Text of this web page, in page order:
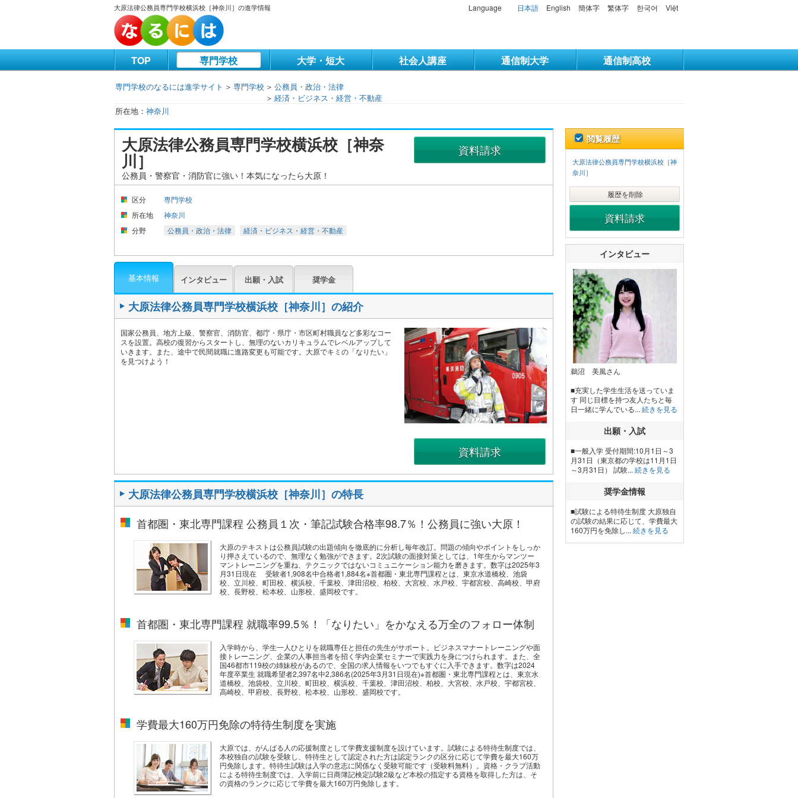
大原法律公務員専門学校横浜校［神奈川］の進学情報 Language 日本語 English 簡体字 繁体字 한국어 Việt
TOP 専門学校 大学・短大 社会人講座 通信制大学 通信制高校
専門学校のなるには進学サイト ＞ 専門学校 ＞ 公務員・政治・法律
＞ 経済・ビジネス・経営・不動産
神奈川
大原法律公務員専門学校横浜校［神奈
川］
公務員・警察官・消防官に強い！本気になったら大原！
資料請求
区分
専門学校
所在地
神奈川
分野
公務員・政治・法律 経済・ビジネス・経営・不動産
基本情報 インタビュー 出願・入試 奨学金
大原法律公務員専門学校横浜校［神奈川］の紹介
国家公務員、地方上級、警察官、消防官、都庁・県庁・市区町村職員など多彩なコー
スを設置。高校の復習からスタートし、無理のないカリキュラムでレベルアップして
いきます。また、途中で民間就職に進路変更も可能です。大原でキミの「なりたい」
を見つけよう！
資料請求
大原法律公務員専門学校横浜校［神奈川］の特長
首都圏・東北専門課程 公務員１次・筆記試験合格率98.7％！公務員に強い大原！
大原のテキストは公務員試験の出題傾向を徹底的に分析し毎年改訂。問題の傾向やポイントをしっか
り押さえているので、無理なく勉強ができます。2次試験の面接対策としては、1年生からマンツー
マントレーニングを重ね、テクニックではないコミュニケーション能力を磨きます。数字は2025年3
月31日現在 受験者1,908名中合格者1,884名※首都圏・東北専門課程とは、東京水道橋校、池袋
校、立川校、町田校、横浜校、千葉校、津田沼校、柏校、大宮校、水戸校、宇都宮校、高崎校、甲府
校、長野校、松本校、山形校、盛岡校です。
首都圏・東北専門課程 就職率99.5％！「なりたい」をかなえる万全のフォロー体制
入学時から、学生一人ひとりを就職専任と担任の先生がサポート。ビジネスマナートレーニングや面
接トレーニング、企業の人事担当者を招く学内企業セミナーで実践力を身につけられます。また、全
国46都市119校の姉妹校があるので、全国の求人情報をいつでもすぐに入手できます。数字は2024
年度卒業生 就職希望者2,397名中2,386名(2025年3月31日現在)※首都圏・東北専門課程とは、東京水
道橋校、池袋校、立川校、町田校、横浜校、千葉校、津田沼校、柏校、大宮校、水戸校、宇都宮校、
高崎校、甲府校、長野校、松本校、山形校、盛岡校です。
学費最大160万円免除の特待生制度を実施
大原では、がんばる人の応援制度として学費支援制度を設けています。試験による特待生制度では、
本校独自の試験を受験し、特待生として認定された方は認定ランクの区分に応じて学費を最大160万
円免除します。特待生試験は入学の意志に関係なく受験可能です（受験料無料）。資格・クラブ活動
による特待生制度では、入学前に日商簿記検定試験2級など本校の指定する資格を取得した方は、そ
の資格のランクに応じて学費を最大160万円免除します。
閲覧履歴
大原法律公務員専門学校横浜校［神
奈川］
履歴を削除
資料請求
インタビュー
鵜沼 美風さん
■充実した学生生活を送っていま
す 同じ目標を持つ友人たちと毎
日一緒に学んでいる... 続きを見る
出願・入試
■一般入学 受付期間:10月1日～3
月31日（東京都の学校は11月1日
～3月31日） 試験... 続きを見る
奨学金情報
■試験による特待生制度 大原独自
の試験の結果に応じて、学費最大
160万円を免除し... 続きを見る